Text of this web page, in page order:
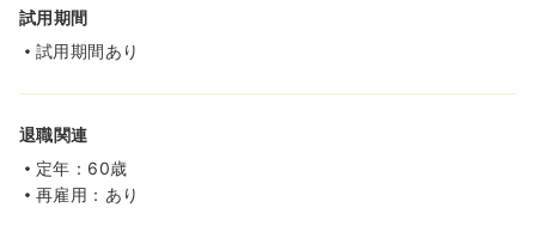
試用期間
試用期間あり
退職関連
定年：60歳
再雇用：あり